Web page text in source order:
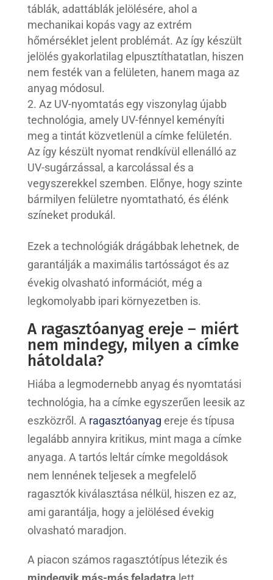
táblák, adattáblák jelölésére, ahol a
mechanikai kopás vagy az extrém
hőmérséklet jelent problémát. Az így készült
jelölés gyakorlatilag elpusztíthatatlan, hiszen
nem festék van a felületen, hanem maga az
anyag módosul.
Az UV-nyomtatás egy viszonylag újabb
technológia, amely UV-fénnyel keményíti
meg a tintát közvetlenül a címke felületén.
Az így készült nyomat rendkívül ellenálló az
UV-sugárzással, a karcolással és a
vegyszerekkel szemben. Előnye, hogy szinte
bármilyen felületre nyomtatható, és élénk
színeket produkál.
Ezek a technológiák drágábbak lehetnek, de
garantálják a maximális tartósságot és az
évekig olvasható információt, még a
legkomolyabb ipari környezetben is.
A ragasztóanyag ereje – miért
nem mindegy, milyen a címke
hátoldala?
Hiába a legmodernebb anyag és nyomtatási
technológia, ha a címke egyszerűen leesik az
eszközről. A ragasztóanyag ereje és típusa
legalább annyira kritikus, mint maga a címke
anyaga. A tartós leltár címke megoldások
nem lennének teljesek a megfelelő
ragasztók kiválasztása nélkül, hiszen ez az,
ami garantálja, hogy a jelölésed évekig
olvasható maradjon.
A piacon számos ragasztótípus létezik és